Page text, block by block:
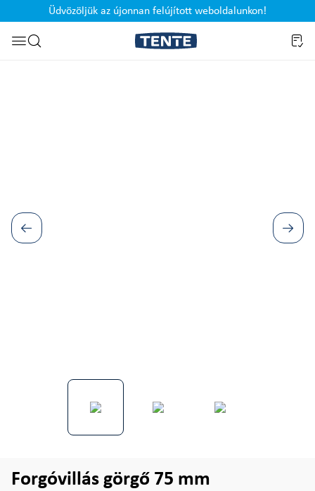
Ugrás a kereséshez
Üdvözöljük az újonnan felújított weboldalunkon!
Forgóvillás görgő 75 mm